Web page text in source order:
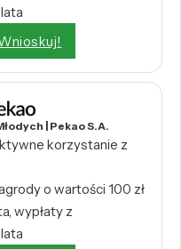
| Pekao S.A.
korzystanie z
o wartości 100 zł
wypłaty z